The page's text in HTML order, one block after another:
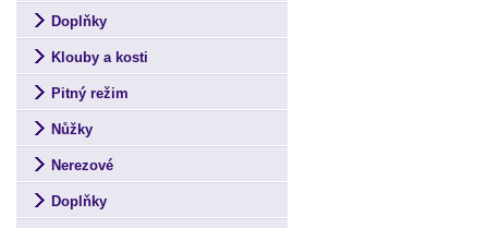
Doplňky
Klouby a kosti
Pitný režim
Nůžky
Nerezové
Doplňky